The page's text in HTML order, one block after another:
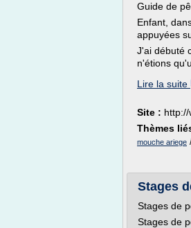
Guide de
Enfant,
appuyées
J'ai débuté
n'étions
Lire la suite
Site :
Thèmes
mouche ariege
Stages
Stages de
Stages de